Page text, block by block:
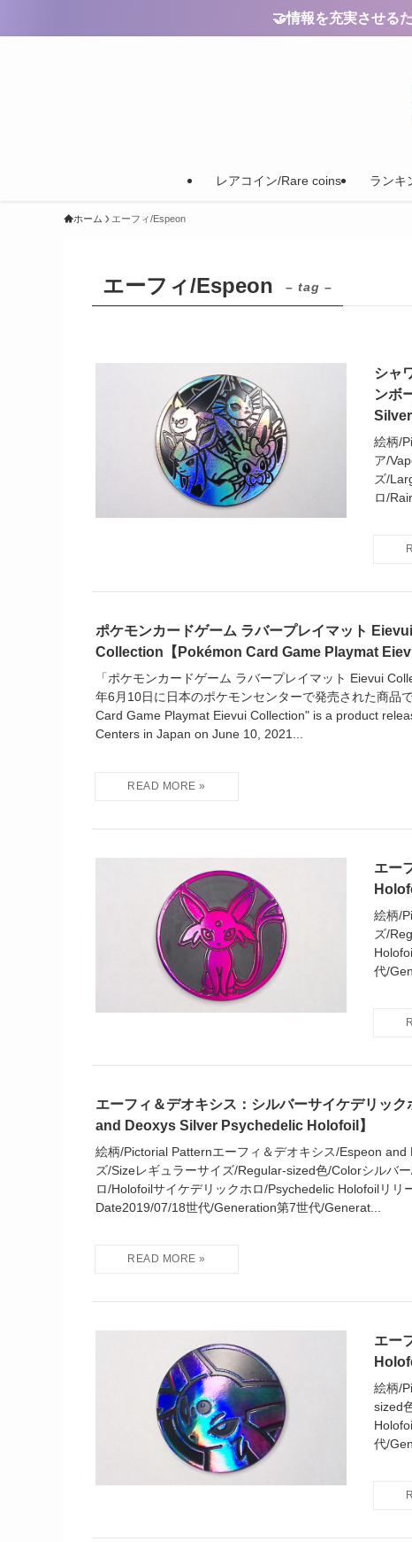
🤝情報を充実させる
レアコイン/Rare coins ランキ
ホーム エーフィ/Espeon
エーフィ/Espeon – tag –
シャ
ンボ
絵柄/
ア/
ズ/
ロ/
ポケモンカードゲーム ラバープレイマット Eievui
Collection【Pokémon Card Game Playmat
「ポケモンカードゲーム ラバープレイマット Eievui
年6月10日に日本のポケモンセンターで発売された商品
Card Game Playmat Eievui Collection" is a product
Centers in Japan on June 10, 2021...
エー
絵柄/
ズ/
代/
エーフィ＆デオキシス：シルバーサイケデリッ
and Deoxys Silver Psychedelic Holofoil】
絵柄/Pictorial Patternエーフィ＆デオキシス/Espeon and
ズ/Sizeレギュラーサイズ/Regular-sized色/Colorシルバ
ロ/Holofoilサイケデリックホロ/Psychedelic Holofoilリリ
Date2019/07/18世代/Generation第7世代/Generat...
エー
絵柄/
sized
代/